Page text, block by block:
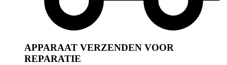
APPARAAT VERZENDEN VOOR
REPARATIE